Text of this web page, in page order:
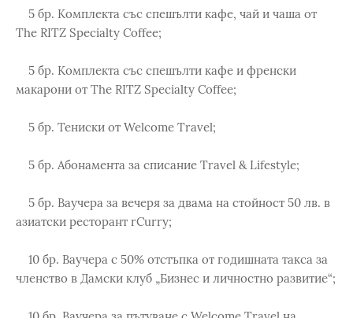
5 бр. Комплекта със спешълти кафе, чай и чаша от
The RITZ Specialty Coffee;
5 бр. Комплекта със спешълти кафе и френски
макарони от The RITZ Specialty Coffee;
5 бр. Тениски от Welcome Travel;
5 бр. Абонамента за списание Travel & Lifestyle;
5 бр. Ваучера за вечеря за двама на стойност 50 лв. в
азиатски ресторант rCurry;
10 бр. Ваучера с 50% отстъпка от годишната такса за
членство в Дамски клуб „Бизнес и личностно развитие“;